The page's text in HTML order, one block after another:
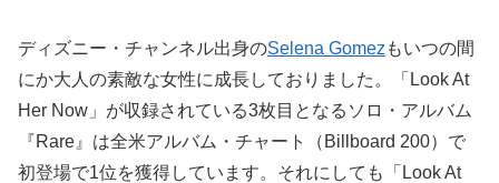
ディズニー・チャンネル出身のSelena Gomez もいつの間
にか大人の素敵な女性に成長しておりました。「Look At
Her Now」が収録されている3枚目となるソロ・アルバム
『Rare』は全米アルバム・チャート（Billboard 200）で
初登場で1位を獲得しています。それにしても「Look At